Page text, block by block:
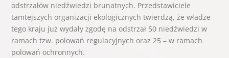
odstrzałów niedźwiedzi brunatnych. Przedstawiciele
tamtejszych organizacji ekologicznych twierdzą, że władze
tego kraju już wydały zgodę na odstrzał 50 niedźwiedzi w
ramach tzw. polowań regulacyjnych oraz 25 – w ramach
polowań ochronnych.